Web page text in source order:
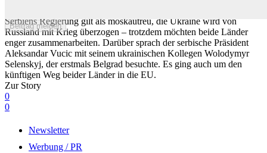
Beitrag melden
Serbiens Regierung gilt als moskautreu, die Ukraine wird von
Russland mit Krieg überzogen – trotzdem möchten beide Länder
enger zusammenarbeiten. Darüber sprach der serbische Präsident
Aleksandar Vucic mit seinem ukrainischen Kollegen Wolodymyr
Selenskyj, der erstmals Belgrad besuchte. Es ging auch um den
künftigen Weg beider Länder in die EU.
Zur Story
0
0
Newsletter
Werbung / PR